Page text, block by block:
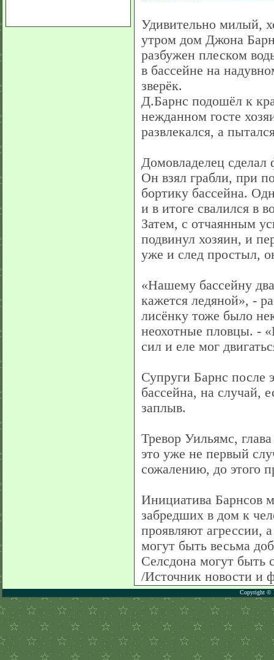
Удивительно милый,
утром дом Джона
разбужен плеском
в бассейне на
зверёк.
Д.Барнс подошёл к
нежданном госте
развлекался, а
Домовладелец
Он взял грабли, при
бортику бассейна.
и в итоге свалился в
Затем, с отчаянным
подвинул хозяин, и
уже и след простыл,
«Нашему бассейну
кажется ледяной», -
лисёнку тоже было
неохотные пловцы. -
сил и еле мог
Супруги Барнс после
бассейна, на случай,
заплыв.
Тревор Уильямс,
это уже не первый
сожалению, до этого
Инициатива Барнсов
забредших в дом к
проявляют агрессии,
могут быть весьма
Селсдона могут быть
/Источник новости и
Copyright ©